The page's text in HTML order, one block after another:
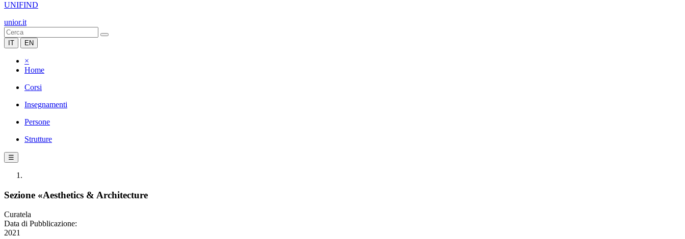
UNIFIND
unior.it
IT EN
×
Home
Corsi
Insegnamenti
Persone
Strutture
☰
Sezione «Aesthetics & Architecture
Curatela
Data di Pubblicazione:
2021